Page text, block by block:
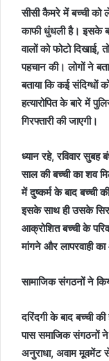
सीसी कैमरे में बच्ची को
काफी धुंधली है। इसके
वालों को फोटो दिखाई,
पहचान की। लोगों ने
बताया कि कई संदिग्धों
हत्यारोपित के बारे में
गिरफ्तारी की जाएगी।
ध्यान रहे, रविवार
साल की बच्ची का शव
में दुष्कर्म के बाद बच्ची
इसके साथ ही उसके
आक्रोशित बच्ची के
मांगने और लापरवाही
सामाजिक संगठनों ने
दरिंदगी के बाद बच्ची
पास समाजिक संगठनों ने
अनुराधा, अवाम मूवमेंट